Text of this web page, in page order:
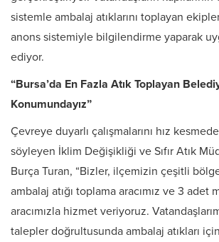
sistemle ambalaj atıklarını toplayan
anons sistemiyle bilgilendirme yaparak
ediyor.
“Bursa’da En Fazla Atık Toplayan
Konumundayız”
Çevreye duyarlı çalışmalarını hız
söyleyen İklim Değişikliği ve Sıfır Atık
Burça Turan, “Bizler, ilçemizin çeşitli
ambalaj atığı toplama aracımız ve 3 adet
aracımızla hizmet veriyoruz.
talepler doğrultusunda ambalaj atıkları